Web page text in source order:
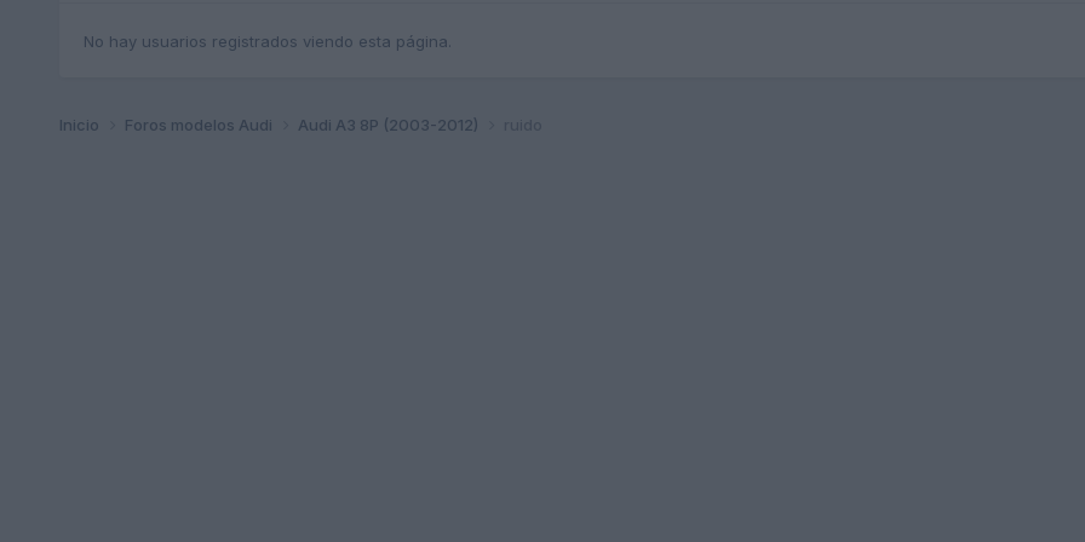
No hay usuarios registrados viendo esta página.
Inicio Foros modelos Audi Audi A3 8P (2003-2012)